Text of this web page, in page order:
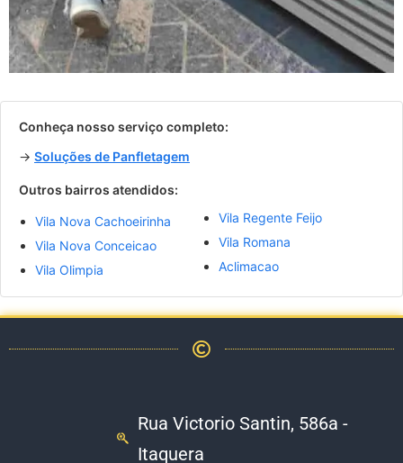
Conheça nosso serviço completo:
→ Soluções de Panfletagem
Outros bairros atendidos:
Vila Nova Cachoeirinha
Vila Nova Conceicao
Vila Olimpia
Vila Regente Feijo
Vila Romana
Aclimacao
Rua Victorio Santin, 586a -
Itaquera